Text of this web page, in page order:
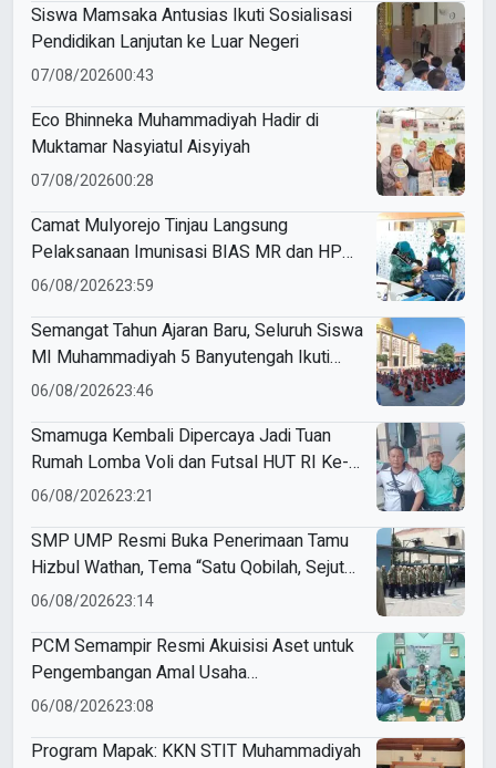
Siswa Mamsaka Antusias Ikuti Sosialisasi
Pendidikan Lanjutan ke Luar Negeri
07/08/202600:43
Eco Bhinneka Muhammadiyah Hadir di
Muktamar Nasyiatul Aisyiyah
07/08/202600:28
Camat Mulyorejo Tinjau Langsung
Pelaksanaan Imunisasi BIAS MR dan HPV
di SD Muhammadiyah 18 Surabaya
06/08/202623:59
Semangat Tahun Ajaran Baru, Seluruh Siswa
MI Muhammadiyah 5 Banyutengah Ikuti
Latihan Tapak Suci Perdana
06/08/202623:46
Smamuga Kembali Dipercaya Jadi Tuan
Rumah Lomba Voli dan Futsal HUT RI Ke-
81 Kecamatan Tulangan
06/08/202623:21
SMP UMP Resmi Buka Penerimaan Tamu
Hizbul Wathan, Tema “Satu Qobilah, Sejuta
Cerita” Curi Perhatian
06/08/202623:14
PCM Semampir Resmi Akuisisi Aset untuk
Pengembangan Amal Usaha
Muhammadiyah
06/08/202623:08
Program Mapak: KKN STIT Muhammadiyah